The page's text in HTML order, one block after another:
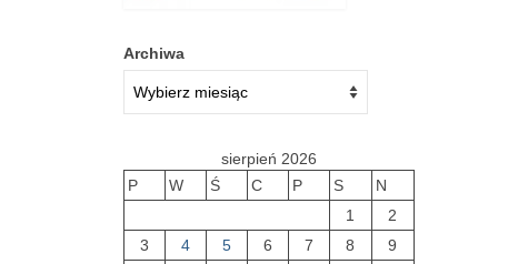
Archiwa
sierpień 2026
P
W Ś C P S
N
1
2
3
4 5 6 7 8
9